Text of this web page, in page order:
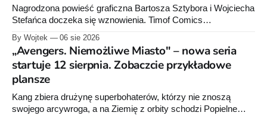
Nagrodzona powieść graficzna Bartosza Sztybora i Wojciecha
Stefańca doczeka się wznowienia. Timof Comics
raz”, którego pierwsze wydanie ukazało się w 2015 roku.
By Wojtek 06 sie 2026
„Avengers. Niemożliwe Miasto" – nowa seria
startuje 12 sierpnia. Zobaczcie przykładowe
plansze
Kang zbiera drużynę superbohaterów, którzy nie znoszą
swojego arcywroga, a na Ziemię z orbity schodzi Popielne